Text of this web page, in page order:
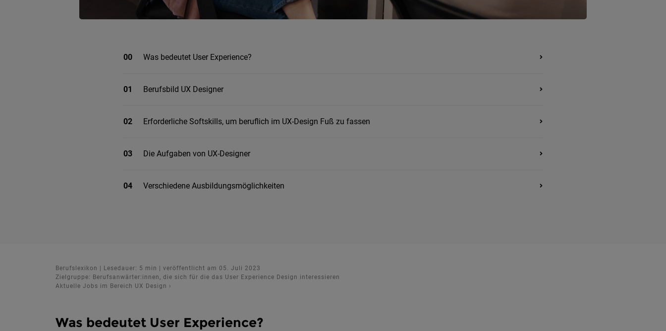
00 Was bedeutet User Experience?
01 Berufsbild UX Designer
02 Erforderliche Softskills, um beruflich im UX-Design Fuß zu fassen
03 Die Aufgaben von UX-Designer
04 Verschiedene Ausbildungsmöglichkeiten
Berufslexikon | Lesedauer: 5 min | veröffentlicht am 05. Juli 2023
Zielgruppe: Berufsanwärter:innen, die sich für die das User Experience Design interessieren
Aktuelle Jobs im Bereich UX Design ›
Was bedeutet User Experience?